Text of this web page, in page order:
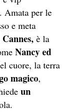
Amata per le
e meta
Cannes, è la
Nancy ed
cuore, la terra
magico,
un